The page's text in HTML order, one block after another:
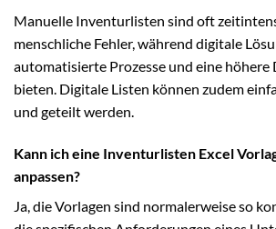
Manuelle Inventurlisten sind oft
menschliche Fehler, während digitale
automatisierte Prozesse und eine höhere
bieten. Digitale Listen können zudem
und geteilt werden.
Kann ich eine Inventurlisten Excel
anpassen?
Ja, die Vorlagen sind normalerweise so